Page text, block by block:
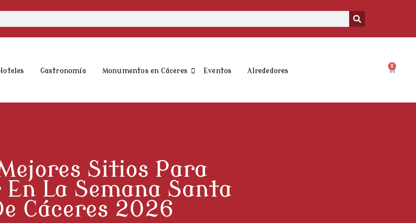
Gastronomía Monumentos en Cáceres Eventos Alrededores
0
Carrito
Sitios Para
En La Semana Santa
Cáceres 2026